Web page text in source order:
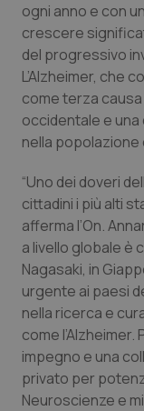
Sardegna
Sicilia
Toscana
Umbria
Valle
Veneto
Malattia di
Obesità
Oncologia
Psoriasi &
Quotidiano
ogni anno e con
crescere
del progressivo
L’Alzheimer, che
come terza
occidentale e una
nella popolazione
“Uno dei doveri
cittadini i più alti
afferma l’On.
a livello globale è
Nagasaki, in
urgente ai paesi
nella ricerca e
come
impegno e una
privato per
Neuroscienze e